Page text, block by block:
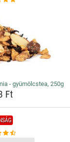
- gyümölcstea, 250g
Ft